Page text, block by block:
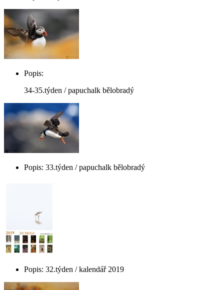
Popis:
34-35.týden / papuchalk bělobradý
Popis: 33.týden / papuchalk bělobradý
Popis: 32.týden / kalendář 2019